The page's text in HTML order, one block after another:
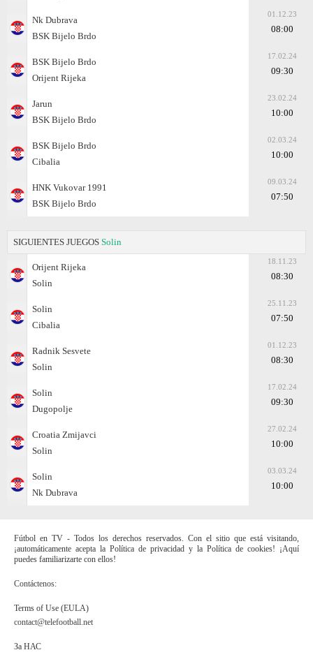
Nk Dubrava
BSK Bijelo Brdo
01.12.23
08:00
BSK Bijelo Brdo
Orijent Rijeka
17.02.24
09:30
Jarun
BSK Bijelo Brdo
23.02.24
10:00
BSK Bijelo Brdo
Cibalia
02.03.24
10:00
HNK Vukovar 1991
BSK Bijelo Brdo
09.03.24
07:50
SIGUIENTES JUEGOS Solin
Orijent Rijeka
Solin
18.11.23
08:30
Solin
Cibalia
25.11.23
07:50
Radnik Sesvete
Solin
01.12.23
08:30
Solin
Dugopolje
17.02.24
09:30
Croatia Zmijavci
Solin
27.02.24
10:00
Solin
Nk Dubrava
03.03.24
10:00
Fútbol en TV - Todos los derechos reservados. Con el sitio que está visitando,
¡automáticamente acepta la Política de privacidad y la Política de cookies! ¡Aquí
puedes familiarizarte con ellos!
Contáctenos:
Terms of Use (EULA)
contact@telefootball.net
За НАС